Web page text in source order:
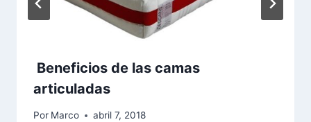
Beneficios de las camas
articuladas
Por Marco abril 7, 2018